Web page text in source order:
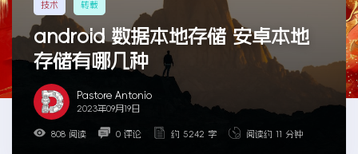
技术 转载
android 数据本地存储 安卓本地
存储有哪几种
Pastore Antonio
2023年09月19日
808 阅读 0 评论 约 5242 字 阅读约 11 分钟